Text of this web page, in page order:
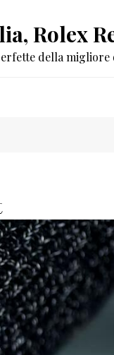
Rolex
della migliore